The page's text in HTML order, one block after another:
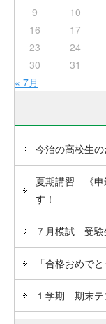
9
10
16
17
23
24
30
31
« 7月
今治の高校生
夏期講習 《申
す！
７月模試 受験
「合格おめで
１学期 期末テ